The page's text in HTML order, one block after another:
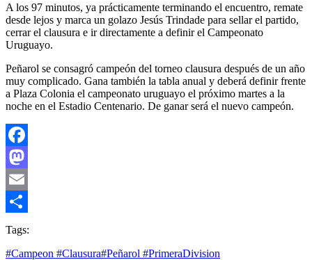
A los 97 minutos, ya prácticamente terminando el encuentro, remate
desde lejos y marca un golazo Jesús Trindade para sellar el partido,
cerrar el clausura e ir directamente a definir el Campeonato
Uruguayo.
Peñarol se consagró campeón del torneo clausura después de un año
muy complicado. Gana también la tabla anual y deberá definir frente
a Plaza Colonia el campeonato uruguayo el próximo martes a la
noche en el Estadio Centenario. De ganar será el nuevo campeón.
Facebook
Mastodon
Email
Compartir
Tags:
#Campeon #Clausura#Peñarol #PrimeraDivision